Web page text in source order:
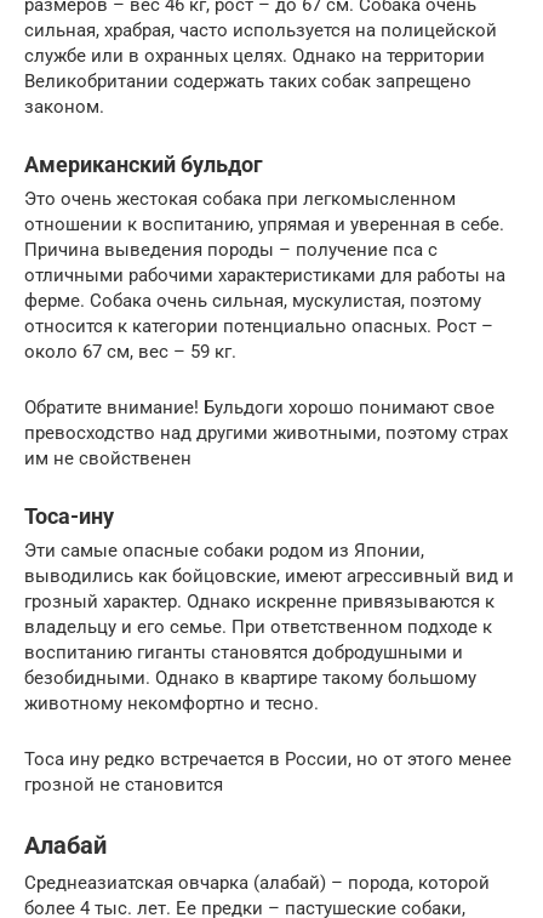
размеров – вес 46 кг, рост – до 67 см. Собака очень
сильная, храбрая, часто используется на полицейской
службе или в охранных целях. Однако на территории
Великобритании содержать таких собак запрещено
законом.
Американский бульдог
Это очень жестокая собака при легкомысленном
отношении к воспитанию, упрямая и уверенная в себе.
Причина выведения породы – получение пса с
отличными рабочими характеристиками для работы на
ферме. Собака очень сильная, мускулистая, поэтому
относится к категории потенциально опасных. Рост –
около 67 см, вес – 59 кг.
Обратите внимание! Бульдоги хорошо понимают свое
превосходство над другими животными, поэтому страх
им не свойственен
Тоса-ину
Эти самые опасные собаки родом из Японии,
выводились как бойцовские, имеют агрессивный вид и
грозный характер. Однако искренне привязываются к
владельцу и его семье. При ответственном подходе к
воспитанию гиганты становятся добродушными и
безобидными. Однако в квартире такому большому
животному некомфортно и тесно.
Тоса ину редко встречается в России, но от этого менее
грозной не становится
Алабай
Среднеазиатская овчарка (алабай) – порода, которой
более 4 тыс. лет. Ее предки – пастушеские собаки,